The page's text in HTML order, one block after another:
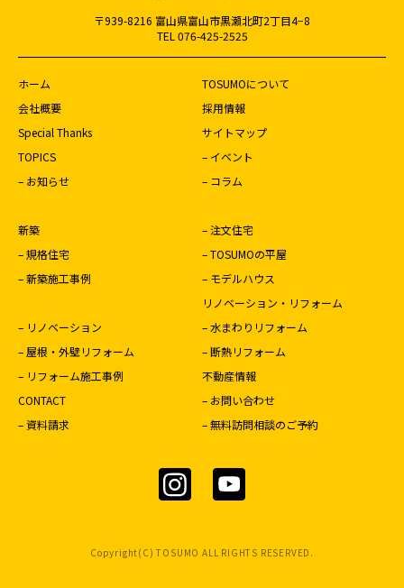
〒939-8216 富山県富山市黒瀬北町2丁目4−8
TEL 076-425-2525
ホーム
TOSUMOについて
会社概要
採用情報
Special Thanks
サイトマップ
TOPICS
– イベント
– お知らせ
– コラム
新築
– 注文住宅
– 規格住宅
– TOSUMOの平屋
– 新築施工事例
– モデルハウス
リノベーション・リフォーム
– リノベーション
– 水まわりリフォーム
– 屋根・外壁リフォーム
– 断熱リフォーム
– リフォーム施工事例
不動産情報
CONTACT
– お問い合わせ
– 資料請求
– 無料訪問相談のご予約
Copyright(C) TOSUMO ALL RIGHTS RESERVED.